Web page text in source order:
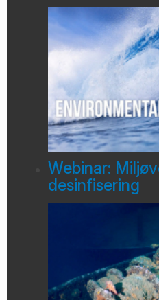
Webinar:
desinfisering